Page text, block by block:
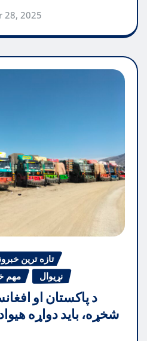
28, 2025
تازه ترین
مهم نړیوال
د پاکستان او
شخړه، باید دواړه